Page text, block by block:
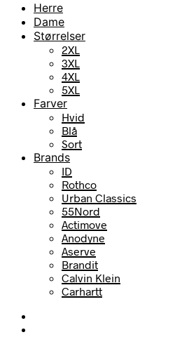
Herre
Dame
Størrelser
2XL
3XL
4XL
5XL
Farver
Hvid
Blå
Sort
Brands
ID
Rothco
Urban Classics
55Nord
Actimove
Anodyne
Aserve
Brandit
Calvin Klein
Carhartt